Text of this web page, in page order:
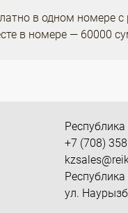
в одном номере
в номере — 60000
+7 (708)
ул.